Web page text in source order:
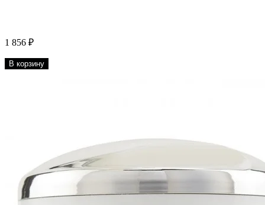
1 856 ₽
В корзину